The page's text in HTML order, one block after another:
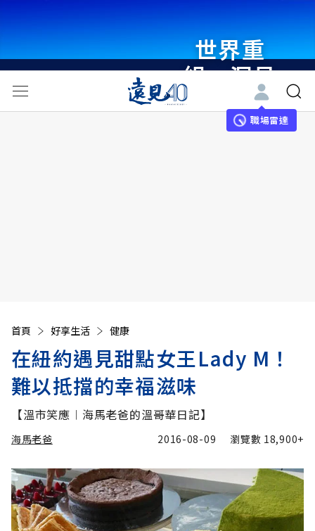
世界重
組・洞見
未來 與
世界領袖
職場雷達
首頁 好享生活 健康
在紐約遇見甜點女王Lady M！
難以抵擋的幸福滋味
【溫市笑應︱海馬老爸的溫哥華日記】
海馬老爸 2016-08-09 瀏覽數 18,900+